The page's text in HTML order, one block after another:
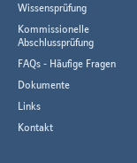
Wissensprüfung
Kommissionelle
Abschlussprüfung
FAQs - Häufige Fragen
Dokumente
Links
Kontakt